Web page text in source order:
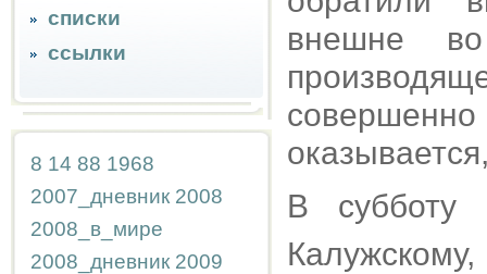
списки
ссылки
8 14 88 1968
2007_дневник 2008
2008_в_мире
2008_дневник 2009
внешне
В субботу